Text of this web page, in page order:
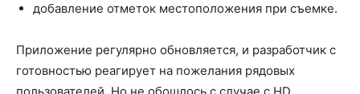
добавление отметок местоположения при съемке.
Приложение регулярно обновляется, и разработчик с
готовностью реагирует на пожелания рядовых